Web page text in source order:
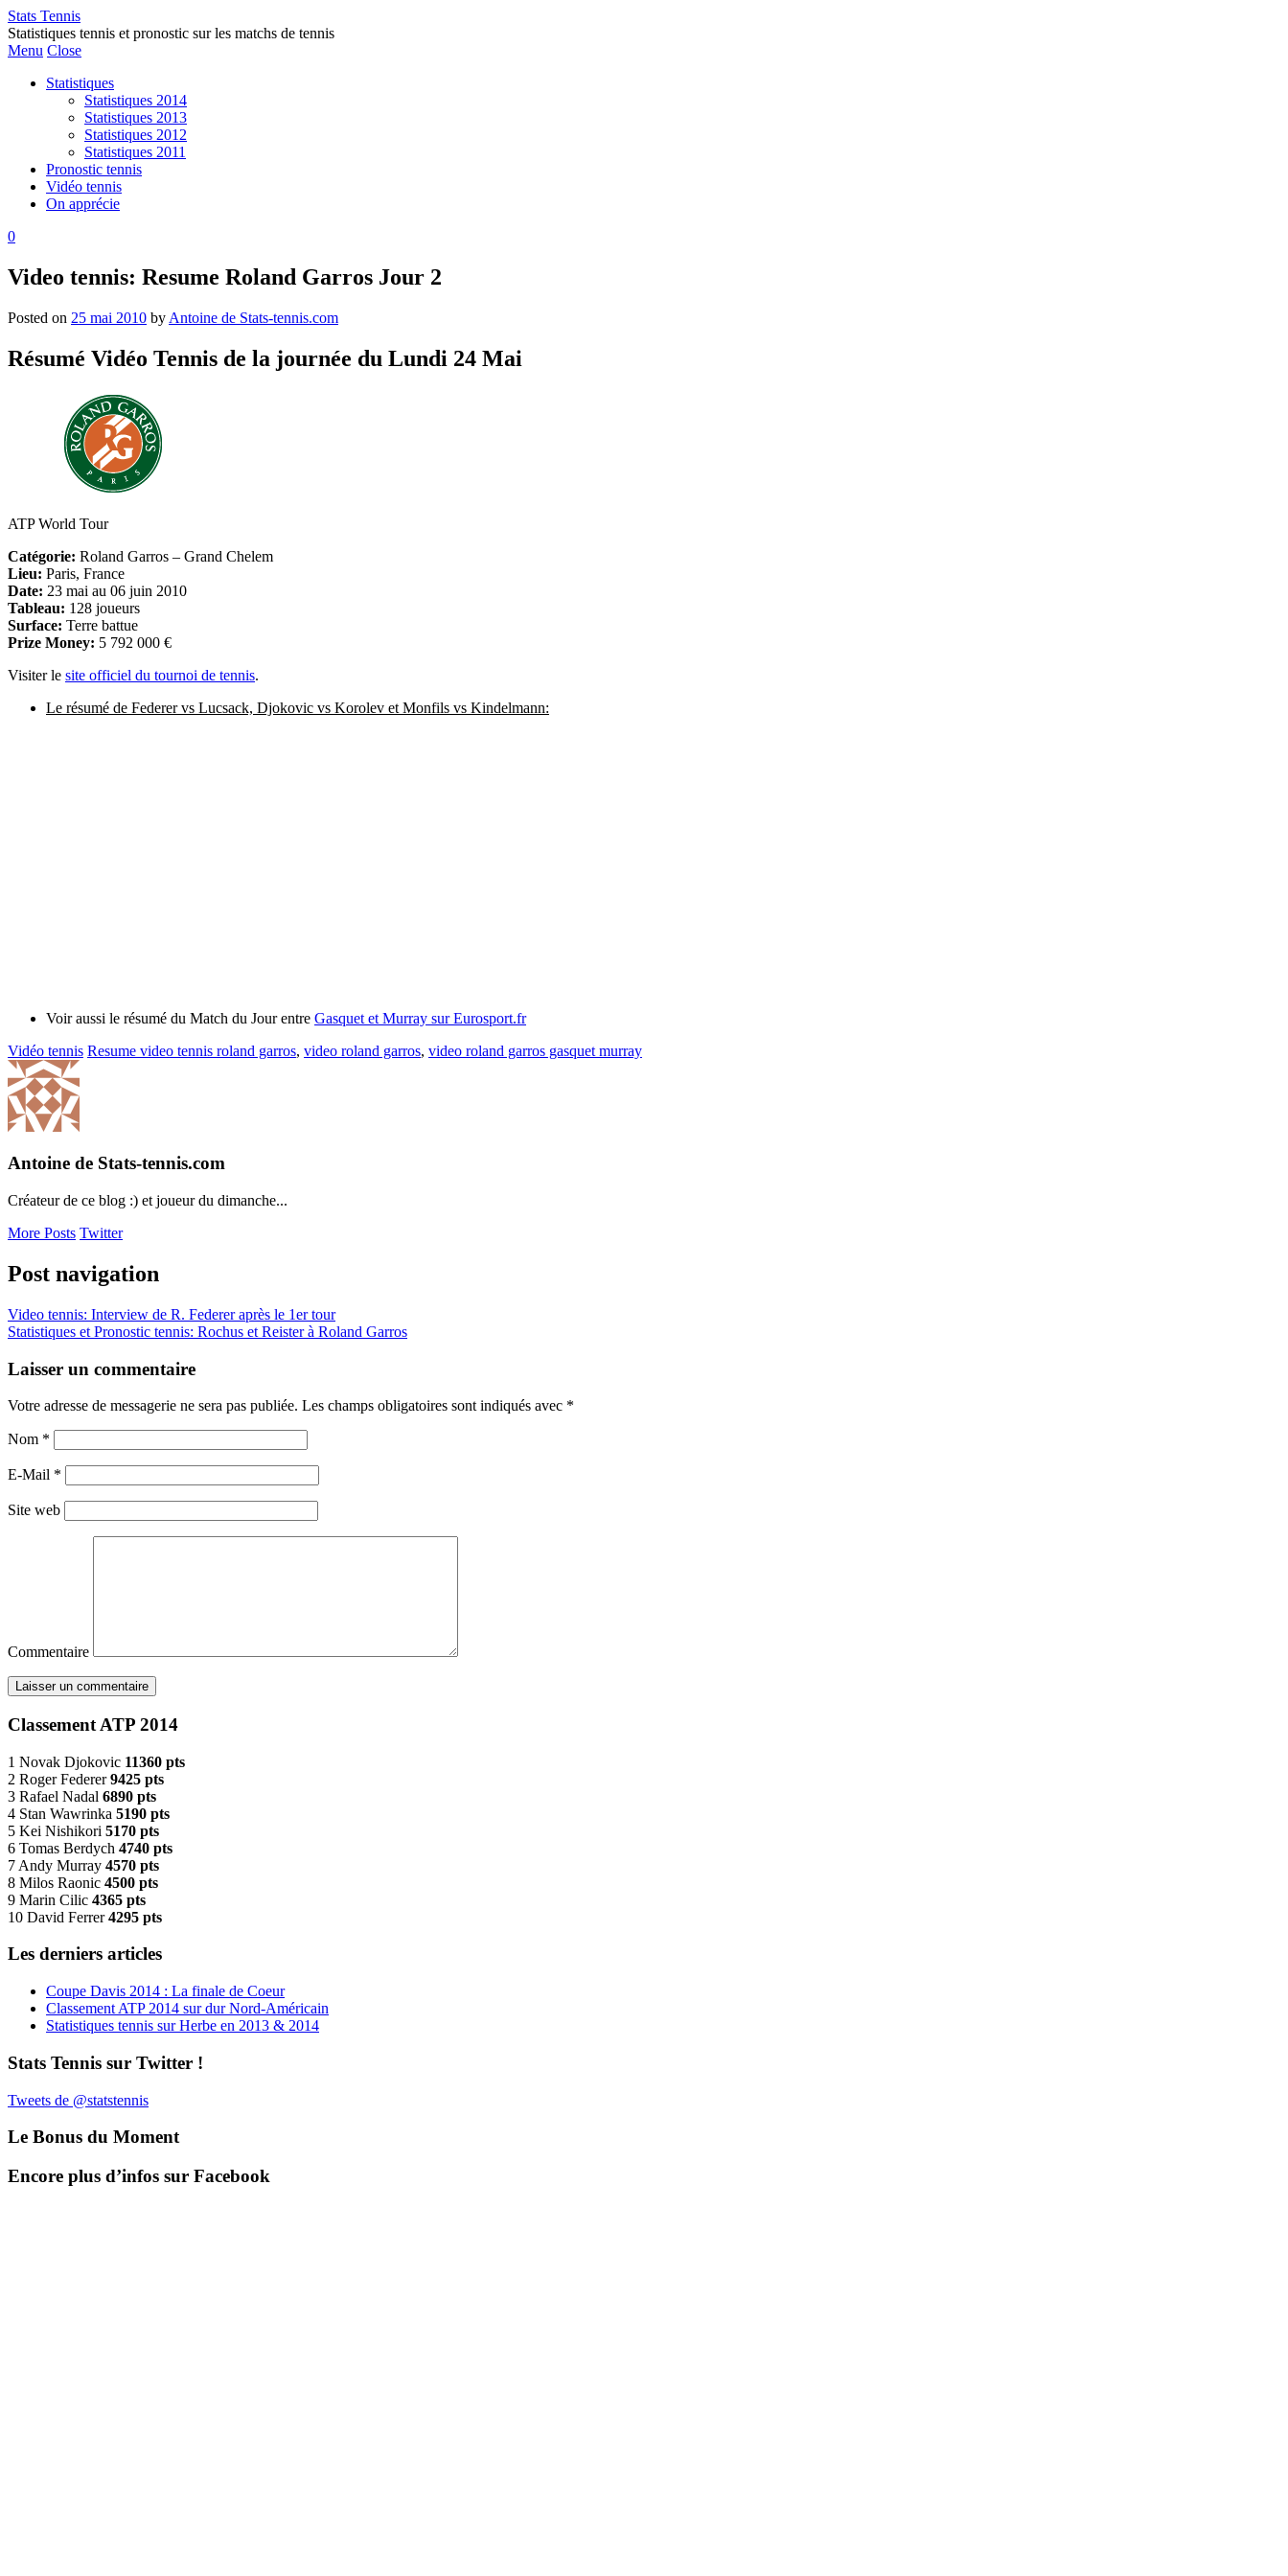
Stats Tennis
Statistiques tennis et pronostic sur les matchs de tennis
Menu Close
Statistiques
Statistiques 2014
Statistiques 2013
Statistiques 2012
Statistiques 2011
Pronostic tennis
Vidéo tennis
On apprécie
0
Video tennis: Resume Roland Garros Jour 2
Posted on 25 mai 2010 by Antoine de Stats-tennis.com
Résumé Vidéo Tennis de la journée du Lundi 24 Mai
ATP World Tour
Catégorie: Roland Garros – Grand Chelem
Lieu: Paris, France
Date: 23 mai au 06 juin 2010
Tableau: 128 joueurs
Surface: Terre battue
Prize Money: 5 792 000 €
Visiter le site officiel du tournoi de tennis.
Le résumé de Federer vs Lucsack, Djokovic vs Korolev et Monfils vs Kindelmann:
Voir aussi le résumé du Match du Jour entre Gasquet et Murray sur Eurosport.fr
Vidéo tennis Resume video tennis roland garros, video roland garros, video roland garros gasquet murray
Antoine de Stats-tennis.com
Créateur de ce blog :) et joueur du dimanche...
More Posts Twitter
Post navigation
Video tennis: Interview de R. Federer après le 1er tour
Statistiques et Pronostic tennis: Rochus et Reister à Roland Garros
Laisser un commentaire
Votre adresse de messagerie ne sera pas publiée. Les champs obligatoires sont indiqués avec *
Nom *
E-Mail *
Site web
Commentaire
Classement ATP 2014
1 Novak Djokovic 11360 pts
2 Roger Federer9425 pts
3 Rafael Nadal 6890 pts
4 Stan Wawrinka 5190 pts
5 Kei Nishikori 5170 pts
6 Tomas Berdych 4740 pts
7 Andy Murray 4570 pts
8 Milos Raonic 4500 pts
9 Marin Cilic 4365 pts
10 David Ferrer4295 pts
Les derniers articles
Coupe Davis 2014 : La finale de Coeur
Classement ATP 2014 sur dur Nord-Américain
Statistiques tennis sur Herbe en 2013 & 2014
Stats Tennis sur Twitter !
Tweets de @statstennis
Le Bonus du Moment
Encore plus d’infos sur Facebook